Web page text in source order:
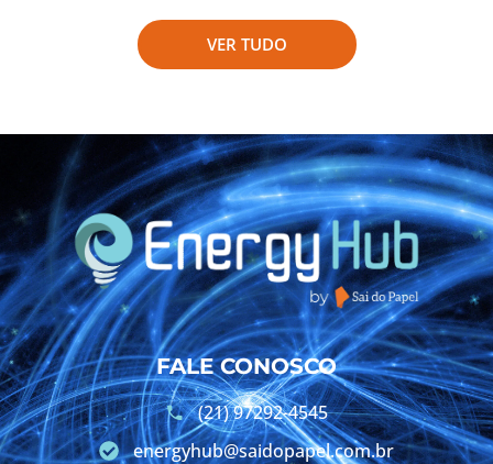
VER TUDO
FALE CONOSCO
(21) 97292-4545
energyhub@saidopapel.com.br